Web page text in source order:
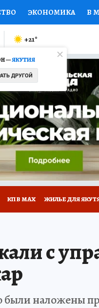
ЭКОНОМИКА В
МИР Я ЗНАЮ СЕМЬЯ
СЕРИАЛЫ
КОНКУРСЫ
—ЯКУТИЯ
ДРУГОЙ
+21°
КП В МАХ ЖИЛЬЕ ДЛЯ
с
были наложены